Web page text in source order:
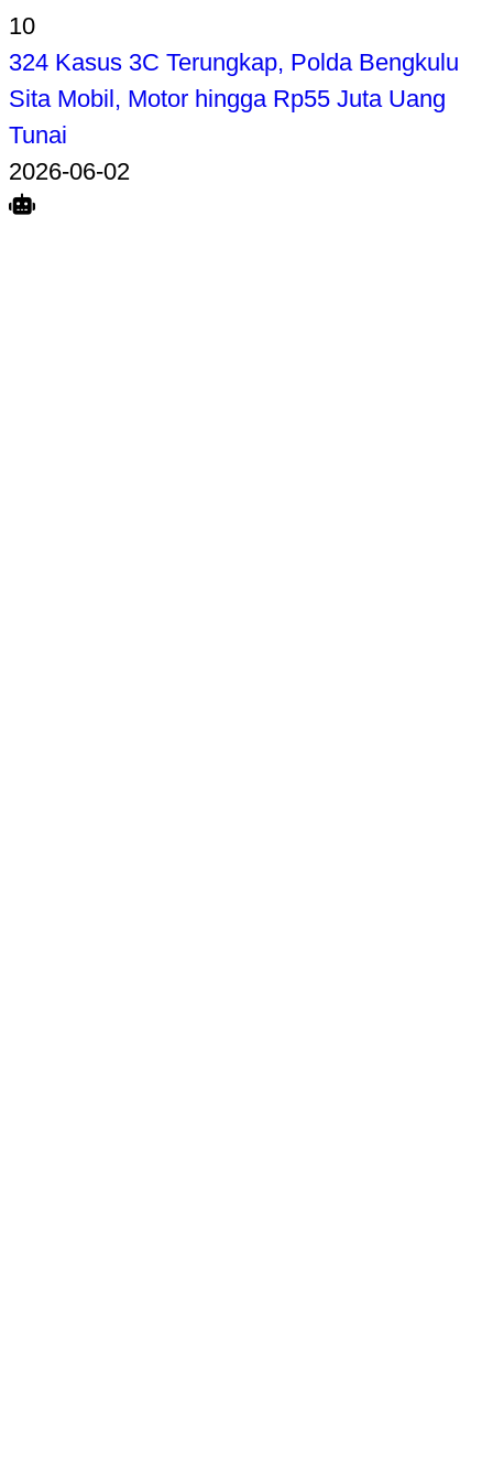
10
324 Kasus 3C Terungkap, Polda Bengkulu
Sita Mobil, Motor hingga Rp55 Juta Uang
Tunai
2026-06-02